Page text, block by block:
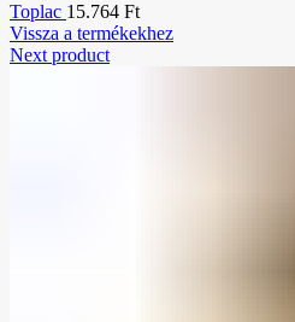
Toplac 15.764 Ft
Vissza a termékekhez
Next product